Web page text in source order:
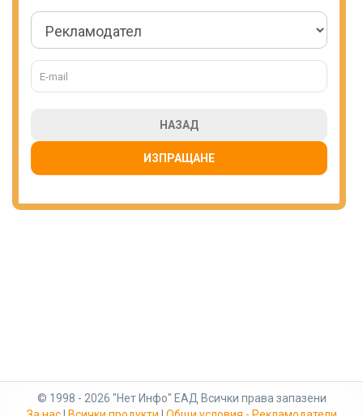
НАЗАД
ИЗПРАЩАНЕ
© 1998 - 2026 "Нет Инфо" ЕАД Всички права запазени